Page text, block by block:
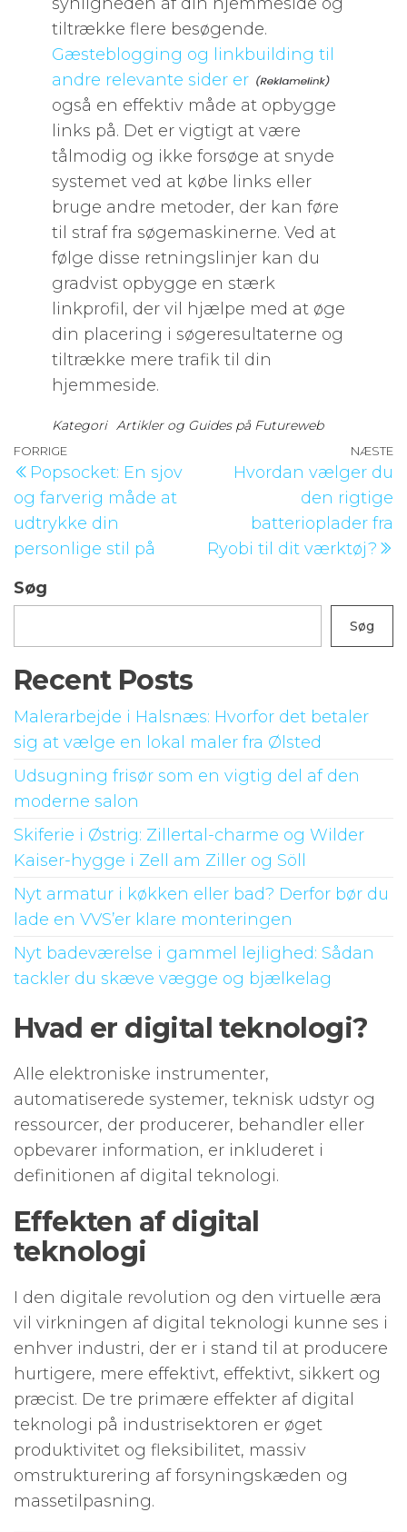
tiltrække flere besøgende.
Gæsteblogging og linkbuilding til
andre relevante sider er
også en effektiv måde at opbygge
links på. Det er vigtigt at være
tålmodig og ikke forsøge at snyde
systemet ved at købe links eller
bruge andre metoder, der kan føre
til straf fra søgemaskinerne. Ved at
følge disse retningslinjer kan du
gradvist opbygge en stærk
linkprofil, der vil hjælpe med at øge
din placering i søgeresultaterne og
tiltrække mere trafik til din
hjemmeside.
Kategori Artikler og Guides på Futureweb
Indlægsnavigation
Forrige
indlæg
FORRIGE
Popsocket: En sjov
og farverig måde at
udtrykke din
personlige stil på
NÆSTE
Hvordan vælger du
den rigtige
batterioplader fra
Ryobi til dit værktøj?
Søg
Søg
Recent Posts
Malerarbejde i Halsnæs: Hvorfor det betaler
sig at vælge en lokal maler fra Ølsted
Udsugning frisør som en vigtig del af den
moderne salon
Skiferie i Østrig: Zillertal-charme og Wilder
Kaiser-hygge i Zell am Ziller og Söll
Nyt armatur i køkken eller bad? Derfor bør du
lade en VVS’er klare monteringen
Nyt badeværelse i gammel lejlighed: Sådan
tackler du skæve vægge og bjælkelag
Hvad er digital teknologi?
Alle elektroniske instrumenter,
automatiserede systemer, teknisk udstyr og
ressourcer, der producerer, behandler eller
opbevarer information, er inkluderet i
definitionen af ​​digital teknologi.
Effekten af ​​digital
teknologi
I den digitale revolution og den virtuelle æra
vil virkningen af ​​digital teknologi kunne ses i
enhver industri, der er i stand til at producere
hurtigere, mere effektivt, effektivt, sikkert og
præcist. De tre primære effekter af digital
teknologi på industrisektoren er øget
produktivitet og fleksibilitet, massiv
omstrukturering af forsyningskæden og
massetilpasning.